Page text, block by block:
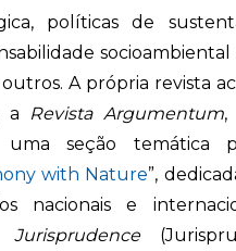
políticas de
A própria revista
a Revista Argumentum,
uma seção temática
with Nature”,
nacionais e
Jurisprudence